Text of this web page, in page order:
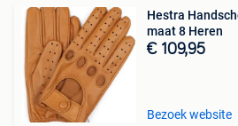
Hestra
maat 8 Heren
€ 109,95
Bezoek website